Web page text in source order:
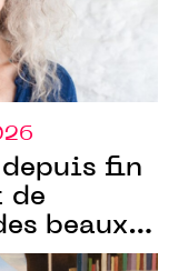
fin
de
beaux-
les deux